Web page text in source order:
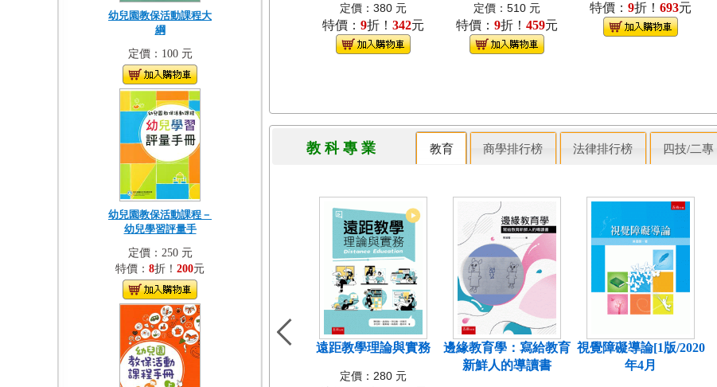
幼兒園教保活動課程大
綱
定價：100 元
幼兒園教保活動課程－
幼兒學習評量手
定價：250 元
特價： 8折！ 200元
定價：380 元
特價： 9折！ 342元
定價：510 元
特價： 9折！ 459元
特價： 9折！ 693元
教 科 專 業 教育 商學排行榜 法律排行榜 四技/二專
遠距教學理論與實務
定價：280 元
邊緣教育學：寫給教育
新鮮人的導讀書
視覺障礙導論[1版/2020
年4月